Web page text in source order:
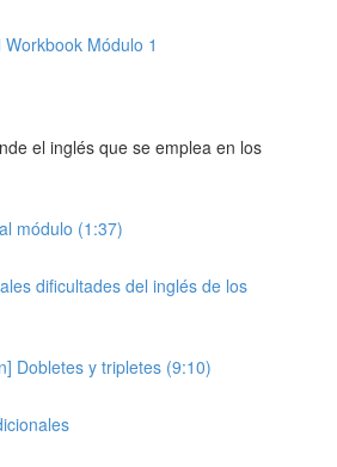
Módulo 1
el inglés que se emplea en los
módulo (1:37)
dificultades del inglés de los
Dobletes y tripletes (9:10)